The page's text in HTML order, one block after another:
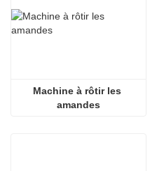
Machine à rôtir les
amandes